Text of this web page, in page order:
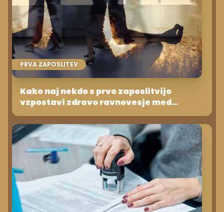
PRVA ZAPOSLITEV
Kako naj nekdo s prvo zaposlitvijo
vzpostavi zdravo ravnovesje med